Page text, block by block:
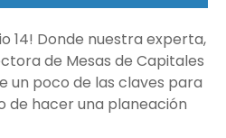
14! Donde nuestra experta,
de Mesas de Capitales
un poco de las claves para
de hacer una planeación